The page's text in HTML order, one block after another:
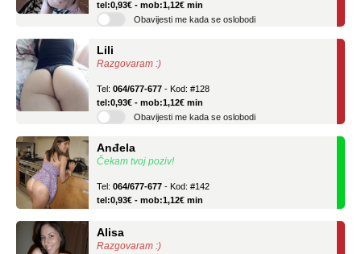
Obavijesti me kada se oslobodi
Razgovaram :)
tel:0,93€ - mob:1,12€ min
Obavijesti me kada se oslobodi
Čekam tvoj poziv!
tel:0,93€ - mob:1,12€ min
Razgovaram :)